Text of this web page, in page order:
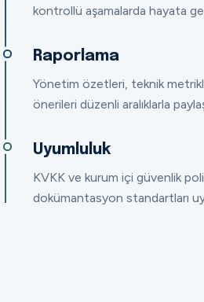
kontrollü aşamalarda hayata
Raporlama
Yönetim özetleri, teknik
önerileri düzenli aralıklarla
Uyumluluk
KVKK ve kurum içi güvenlik
dokümantasyon standartları